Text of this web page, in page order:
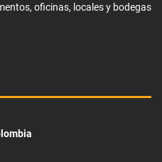
oficinas, locales y bodegas